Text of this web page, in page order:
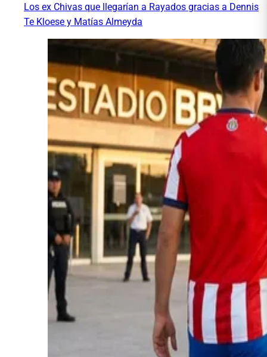
Los ex Chivas que llegarían a Rayados gracias a Dennis
Te Kloese y Matías Almeyda